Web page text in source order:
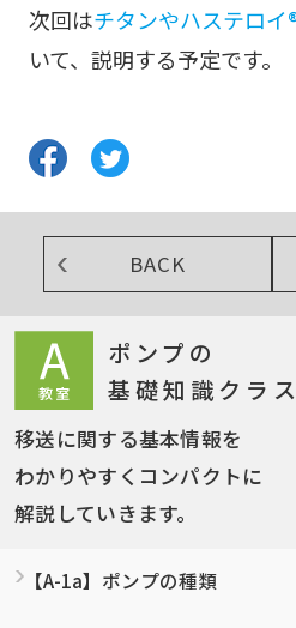
次回はチタンやハステロイ
いて、説明する予定です。
BACK
ポンプの
基礎知識クラス
移送に関する基本情報を
わかりやすくコンパクトに
解説していきます。
【A-1a】ポンプの種類